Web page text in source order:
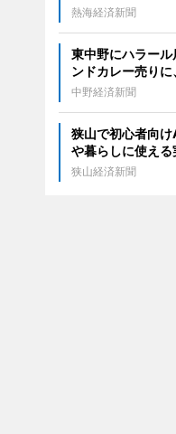
熱海経済新聞
東中野にハラー
ンドカレー売り
中野経済新聞
狭山で初心者向
や暮らしに使える
狭山経済新聞